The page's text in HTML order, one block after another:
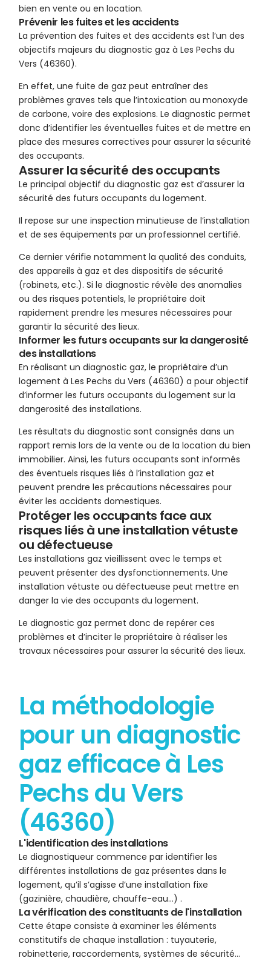
bien en vente ou en location.
Prévenir les fuites et les accidents
La prévention des fuites et des accidents est l’un des
objectifs majeurs du diagnostic gaz à Les Pechs du
Vers (46360).
En effet, une fuite de gaz peut entraîner des
problèmes graves tels que l’intoxication au monoxyde
de carbone, voire des explosions. Le diagnostic permet
donc d’identifier les éventuelles fuites et de mettre en
place des mesures correctives pour assurer la sécurité
des occupants.
Assurer la sécurité des occupants
Le principal objectif du diagnostic gaz est d’assurer la
sécurité des futurs occupants du logement.
Il repose sur une inspection minutieuse de l’installation
et de ses équipements par un professionnel certifié.
Ce dernier vérifie notamment la qualité des conduits,
des appareils à gaz et des dispositifs de sécurité
(robinets, etc.). Si le diagnostic révèle des anomalies
ou des risques potentiels, le propriétaire doit
rapidement prendre les mesures nécessaires pour
garantir la sécurité des lieux.
Informer les futurs occupants sur la dangerosité
des installations
En réalisant un diagnostic gaz, le propriétaire d’un
logement à Les Pechs du Vers (46360) a pour objectif
d’informer les futurs occupants du logement sur la
dangerosité des installations.
Les résultats du diagnostic sont consignés dans un
rapport remis lors de la vente ou de la location du bien
immobilier. Ainsi, les futurs occupants sont informés
des éventuels risques liés à l’installation gaz et
peuvent prendre les précautions nécessaires pour
éviter les accidents domestiques.
Protéger les occupants face aux
risques liés à une installation vétuste
ou défectueuse
Les installations gaz vieillissent avec le temps et
peuvent présenter des dysfonctionnements. Une
installation vétuste ou défectueuse peut mettre en
danger la vie des occupants du logement.
Le diagnostic gaz permet donc de repérer ces
problèmes et d’inciter le propriétaire à réaliser les
travaux nécessaires pour assurer la sécurité des lieux.
La méthodologie
pour un diagnostic
gaz efficace à Les
Pechs du Vers
(46360)
L'identification des installations
Le diagnostiqueur commence par identifier les
différentes installations de gaz présentes dans le
logement, qu’il s’agisse d’une installation fixe
(gazinière, chaudière, chauffe-eau…) .
La vérification des constituants de l'installation
Cette étape consiste à examiner les éléments
constitutifs de chaque installation : tuyauterie,
robinetterie, raccordements, systèmes de sécurité…